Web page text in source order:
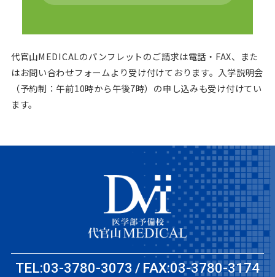
代官山MEDICALのパンフレットのご請求は電話・FAX、また
はお問い合わせフォームより受け付けております。 入学説明会
（予約制：午前10時から午後7時）の申し込みも受け付けてい
ます。
TEL:03-3780-3073 FAX:03-3780-3174